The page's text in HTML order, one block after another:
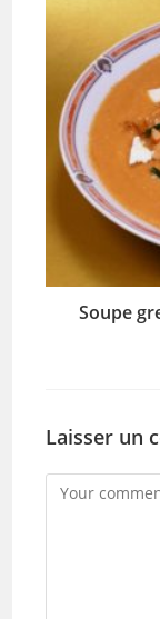
Soupe
Laisser un